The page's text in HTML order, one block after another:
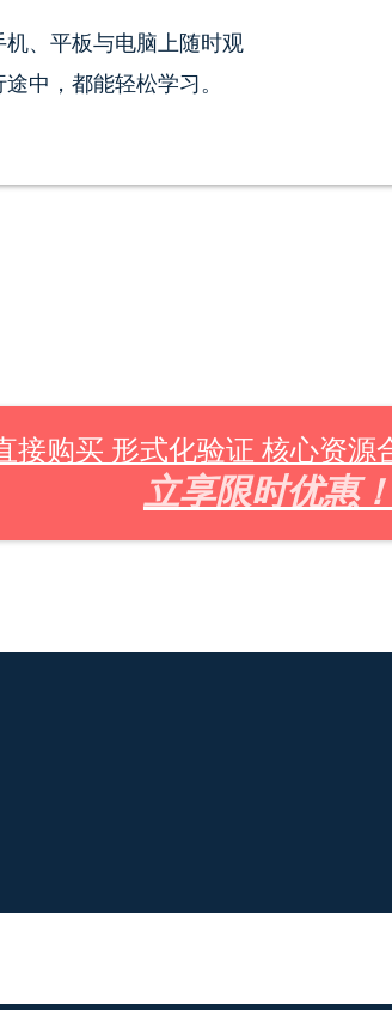
机、平板与电脑上随时观
中，都能轻松学习。
接购买 形式化验证 核心资源
立享限时优惠！